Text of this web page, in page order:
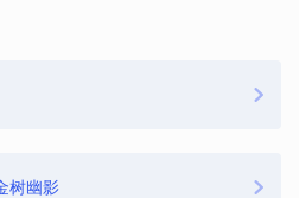
树幽影